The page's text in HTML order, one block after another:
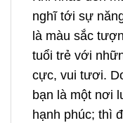
nghĩ tới sự
là màu sắc
tuổi trẻ với
cực, vui tươi.
bạn là một nơi
hạnh phúc; thì